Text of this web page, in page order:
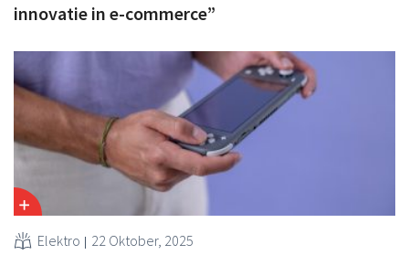
innovatie in e-commerce”
Elektro 22 Oktober, 2025